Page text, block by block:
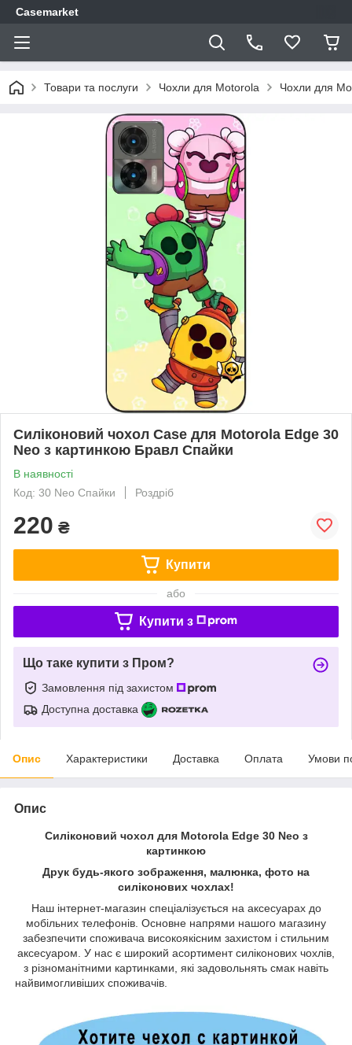
Casemarket
Товари та послуги Чохли для Motorola Чохли для
Силіконовий чохол Case для Motorola Edge 30
Neo з картинкою Бравл Спайки
В наявності
Код: 30 Neo Спайки
Роздріб
220 ₴
Купити
або
Купити з
Що таке купити з Пром?
Замовлення під захистом
Доступна доставка
Опис Характеристики Доставка Оплата Умови
Опис
Силіконовий чохол для Motorola Edge 30 Neo з
картинкою
Друк будь-якого зображення, малюнка, фото на
силіконових чохлах!
Наш інтернет-магазин спеціалізується на аксесуарах до
мобільних телефонів. Основне напрями нашого магазину
забезпечити споживача високоякісним захистом і стильним
аксесуаром. У нас є широкий асортимент силіконових чохлів,
з різноманітними картинками, які задовольнять смак навіть
найвимогливіших споживачів.